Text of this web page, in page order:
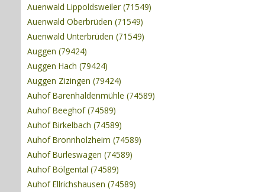
Auenwald Lippoldsweiler (71549)
Auenwald Oberbrüden (71549)
Auenwald Unterbrüden (71549)
Auggen (79424)
Auggen Hach (79424)
Auggen Zizingen (79424)
Auhof Barenhaldenmühle (74589)
Auhof Beeghof (74589)
Auhof Birkelbach (74589)
Auhof Bronnholzheim (74589)
Auhof Burleswagen (74589)
Auhof Bölgental (74589)
Auhof Ellrichshausen (74589)